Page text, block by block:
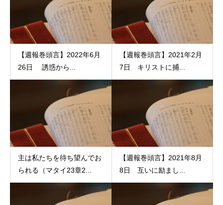
【週報巻頭言】2022年6月
26日 誘惑から...
【週報巻頭言】2021年2月
7日 キリストに捕...
主は私たちを待ち望んでお
られる（マタイ23章2...
【週報巻頭言】2021年8月
8日 互いに励まし...